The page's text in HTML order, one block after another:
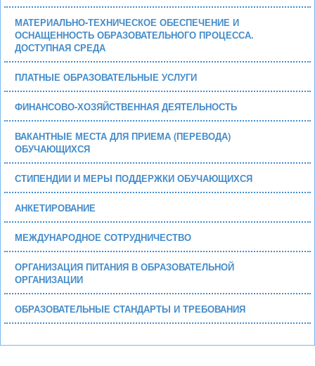
МАТЕРИАЛЬНО-ТЕХНИЧЕСКОЕ ОБЕСПЕЧЕНИЕ И
ОСНАЩЕННОСТЬ ОБРАЗОВАТЕЛЬНОГО ПРОЦЕССА.
ДОСТУПНАЯ СРЕДА
ПЛАТНЫЕ ОБРАЗОВАТЕЛЬНЫЕ УСЛУГИ
ФИНАНСОВО-ХОЗЯЙСТВЕННАЯ ДЕЯТЕЛЬНОСТЬ
ВАКАНТНЫЕ МЕСТА ДЛЯ ПРИЕМА (ПЕРЕВОДА)
ОБУЧАЮЩИХСЯ
СТИПЕНДИИ И МЕРЫ ПОДДЕРЖКИ ОБУЧАЮЩИХСЯ
АНКЕТИРОВАНИЕ
МЕЖДУНАРОДНОЕ СОТРУДНИЧЕСТВО
ОРГАНИЗАЦИЯ ПИТАНИЯ В ОБРАЗОВАТЕЛЬНОЙ
ОРГАНИЗАЦИИ
ОБРАЗОВАТЕЛЬНЫЕ СТАНДАРТЫ И ТРЕБОВАНИЯ